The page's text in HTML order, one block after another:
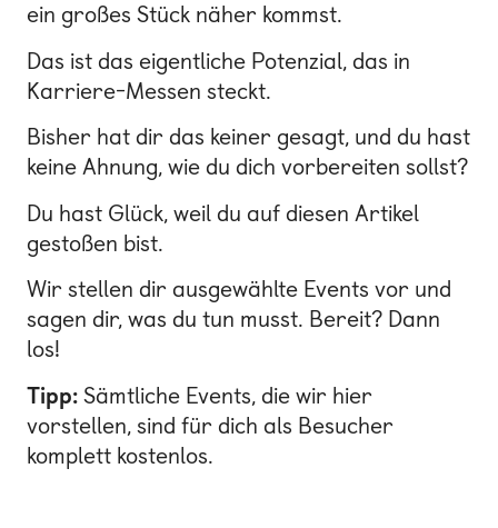
ein großes Stück näher kommst.
Das ist das eigentliche Potenzial, das in
Karriere-Messen steckt.
Bisher hat dir das keiner gesagt, und du hast
keine Ahnung, wie du dich vorbereiten sollst?
Du hast Glück, weil du auf diesen Artikel
gestoßen bist.
Wir stellen dir ausgewählte Events vor und
sagen dir, was du tun musst. Bereit? Dann
los!
Tipp: Sämtliche Events, die wir hier
vorstellen, sind für dich als Besucher
komplett kostenlos.